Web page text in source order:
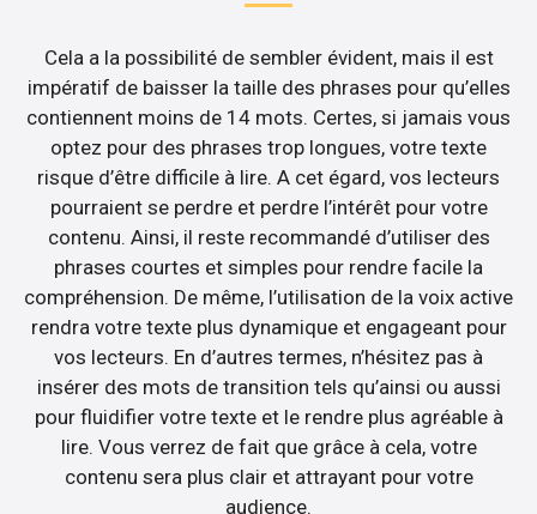
Cela a la possibilité de sembler évident, mais il est
impératif de baisser la taille des phrases pour qu’elles
contiennent moins de 14 mots. Certes, si jamais vous
optez pour des phrases trop longues, votre texte
risque d’être difficile à lire. A cet égard, vos lecteurs
pourraient se perdre et perdre l’intérêt pour votre
contenu. Ainsi, il reste recommandé d’utiliser des
phrases courtes et simples pour rendre facile la
compréhension. De même, l’utilisation de la voix active
rendra votre texte plus dynamique et engageant pour
vos lecteurs. En d’autres termes, n’hésitez pas à
insérer des mots de transition tels qu’ainsi ou aussi
pour fluidifier votre texte et le rendre plus agréable à
lire. Vous verrez de fait que grâce à cela, votre
contenu sera plus clair et attrayant pour votre
audience.